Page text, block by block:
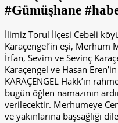
#Gümüşhane
İlimiz Torul İlçesi Cebeli
Karaçengel’in eşi, Merhum
İrfan, Sevim ve Sevinç
Karaçengel ve Hasan
KARAÇENGEL Hakk’ın
bugün öğlen namazının
verilecektir. Merhumeye
ve yakınlarına başsağlığı